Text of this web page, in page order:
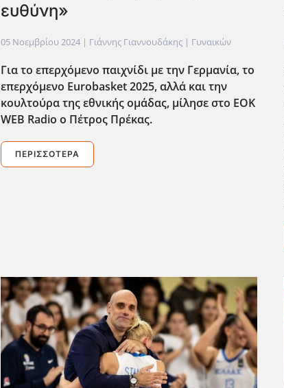
ευθύνη»
05 Νοεμβρίου 2024 | Γιάννης Γιαννουδάκης | Γυναικών
Για το επερχόμενο παιχνίδι με την Γερμανία, το
επερχόμενο Eurobasket2025, αλλά και την
κουλτούρα της εθνικής ομάδας, μίλησε στο EOK
WEB Radio ο Πέτρος Πρέκας.
ΠΕΡΙΣΣΌΤΕΡΑ